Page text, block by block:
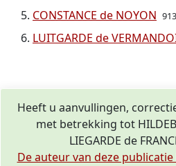
CONSTANCE de NOYON
LUITGARDE de
Heeft u aanvullingen,
met betrekking tot
LIEGARDE de
De auteur van deze